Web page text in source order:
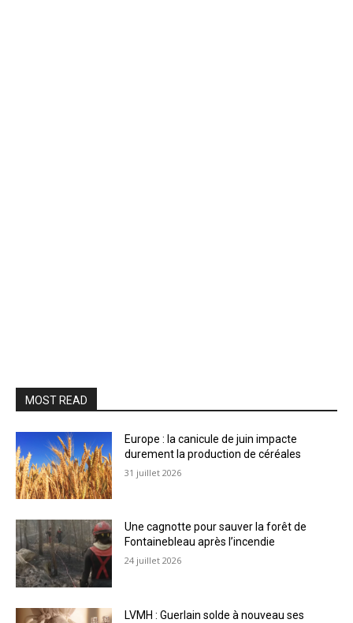
MOST READ
Europe : la canicule de juin impacte
durement la production de céréales
31 juillet 2026
Une cagnotte pour sauver la forêt de
Fontainebleau après l’incendie
24 juillet 2026
LVMH : Guerlain solde à nouveau ses